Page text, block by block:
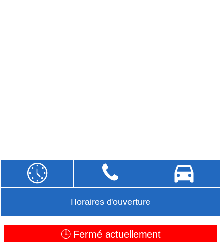
Horaires d'ouverture
🕒 Fermé actuellement